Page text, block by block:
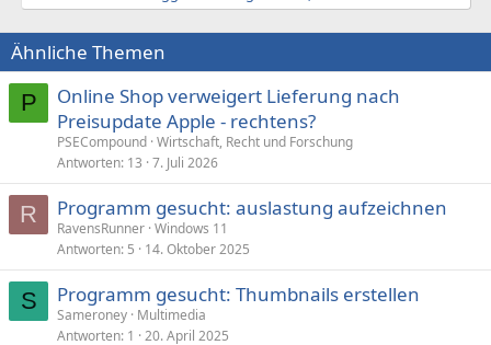
Ähnliche Themen
P
Online Shop verweigert Lieferung nach
Preisupdate Apple - rechtens?
PSECompound Wirtschaft, Recht und Forschung
Antworten 13 7. Juli 2026
R Programm gesucht: auslastung aufzeichnen
RavensRunner Windows 11
Antworten 5 14. Oktober 2025
S Programm gesucht: Thumbnails erstellen
Sameroney Multimedia
Antworten 1 20. April 2025